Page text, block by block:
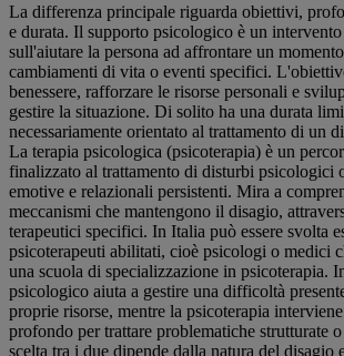
La differenza principale riguarda obiettivi,
e durata. Il supporto psicologico è un
sull'aiutare la persona ad affrontare un
cambiamenti di vita o eventi specifici.
benessere, rafforzare le risorse personali e
gestire la situazione. Di solito ha una durata
necessariamente orientato al trattamento di un
La terapia psicologica (psicoterapia) è un
finalizzato al trattamento di disturbi psicologici
emotive e relazionali persistenti. Mira a
meccanismi che mantengono il disagio,
terapeutici specifici. In Italia può essere svolta
psicoterapeuti abilitati, cioè psicologi o medici
una scuola di specializzazione in psicoterapia.
psicologico aiuta a gestire una difficoltà
proprie risorse, mentre la psicoterapia
profondo per trattare problematiche strutturate
scelta tra i due dipende dalla natura del disagio